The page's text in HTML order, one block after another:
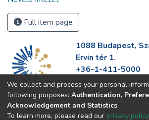
Full item page
1088 Budapest,
Ervin tér 1.
+36-1-411-5000
info@fszek.hu
https://fszek.hu
We collect and process your personal
following purposes: Authentication,
Acknowledgement and Statistics.
To learn more, please read our privacy policy.